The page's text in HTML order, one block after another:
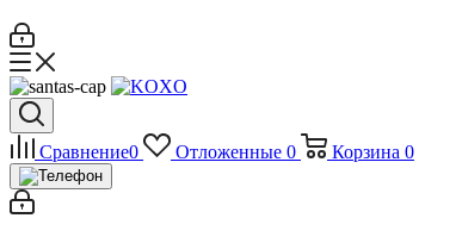
Сравнение0 Отложенные 0 Корзина 0